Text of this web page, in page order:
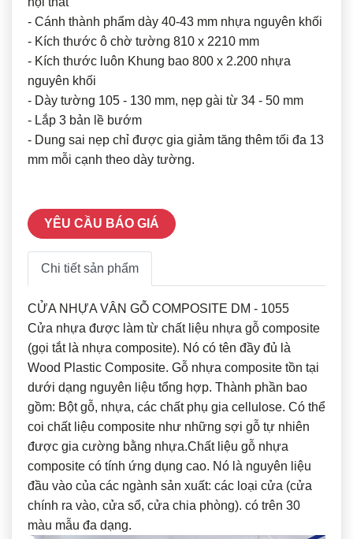
- Cánh thành phẩm dày 40-43 mm nhựa nguyên khối
- Kích thước ô chờ tường 810 x 2210 mm
- Kích thước luôn Khung bao 800 x 2.200 nhựa
nguyên khối
- Dày tường 105 - 130 mm, nẹp gài từ 34 - 50 mm
- Lắp 3 bản lề bướm
- Dung sai nẹp chỉ được gia giảm tăng thêm tối đa 13
mm mỗi cạnh theo dày tường.
YÊU CẦU BÁO GIÁ
Chi tiết sản phẩm
CỬA NHỰA VÂN GỖ COMPOSITE DM - 1055
Cửa nhựa được làm từ chất liệu nhựa gỗ composite
(gọi tắt là nhựa composite). Nó có tên đầy đủ là
Wood Plastic Composite. Gỗ nhựa composite tồn tại
dưới dạng nguyên liệu tổng hợp. Thành phần bao
gồm: Bột gỗ, nhựa, các chất phụ gia cellulose. Có thể
coi chất liệu composite như những sợi gỗ tự nhiên
được gia cường bằng nhựa.Chất liệu gỗ nhựa
composite có tính ứng dụng cao. Nó là nguyên liệu
đầu vào của các ngành sản xuất: các loại cửa (cửa
chính ra vào, cửa sổ, cửa chia phòng). có trên 30
màu mẫu đa dạng.